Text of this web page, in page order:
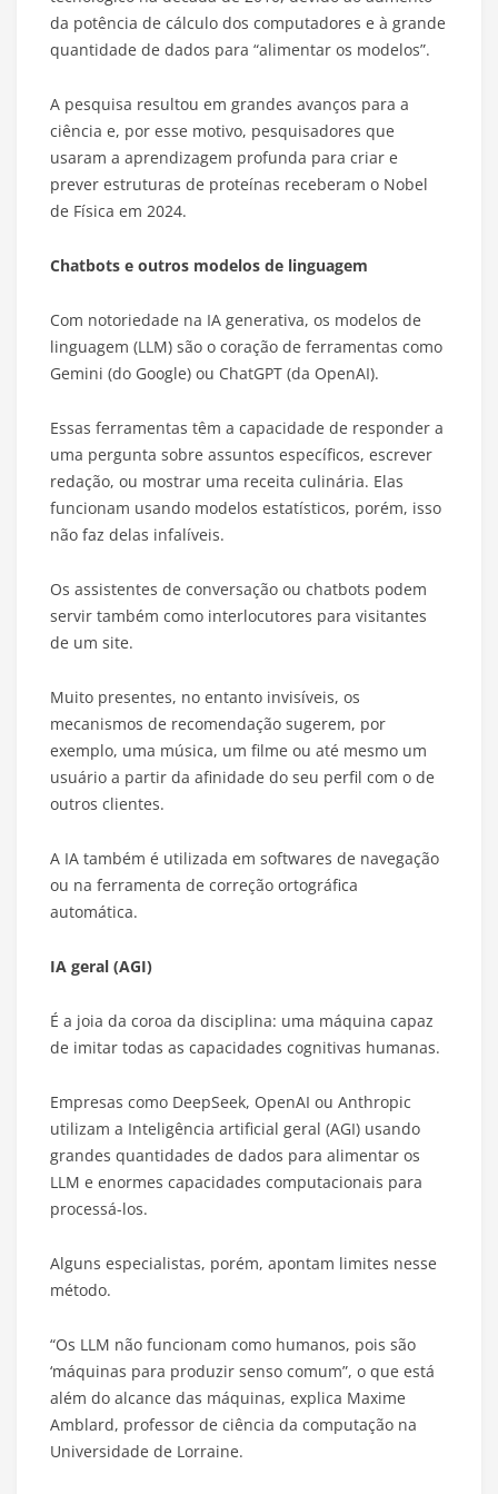
da potência de cálculo dos computadores e à grande
quantidade de dados para “alimentar os modelos”.
A pesquisa resultou em grandes avanços para a
ciência e, por esse motivo, pesquisadores que
usaram a aprendizagem profunda para criar e
prever estruturas de proteínas receberam o Nobel
de Física em 2024.
Chatbots e outros modelos de linguagem
Com notoriedade na IA generativa, os modelos de
linguagem (LLM) são o coração de ferramentas como
Gemini (do Google) ou ChatGPT (da OpenAI).
Essas ferramentas têm a capacidade de responder a
uma pergunta sobre assuntos específicos, escrever
redação, ou mostrar uma receita culinária. Elas
funcionam usando modelos estatísticos, porém, isso
não faz delas infalíveis.
Os assistentes de conversação ou chatbots podem
servir também como interlocutores para visitantes
de um site.
Muito presentes, no entanto invisíveis, os
mecanismos de recomendação sugerem, por
exemplo, uma música, um filme ou até mesmo um
usuário a partir da afinidade do seu perfil com o de
outros clientes.
A IA também é utilizada em softwares de navegação
ou na ferramenta de correção ortográfica
automática.
IA geral (AGI)
É a joia da coroa da disciplina: uma máquina capaz
de imitar todas as capacidades cognitivas humanas.
Empresas como DeepSeek, OpenAI ou Anthropic
utilizam a Inteligência artificial geral (AGI) usando
grandes quantidades de dados para alimentar os
LLM e enormes capacidades computacionais para
processá-los.
Alguns especialistas, porém, apontam limites nesse
método.
“Os LLM não funcionam como humanos, pois são
‘máquinas para produzir senso comum”, o que está
além do alcance das máquinas, explica Maxime
Amblard, professor de ciência da computação na
Universidade de Lorraine.